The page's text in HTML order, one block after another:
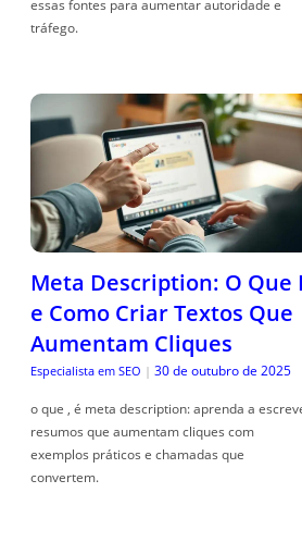
essas fontes para aumentar autoridade e
tráfego.
Meta Description: O Que
e Como Criar Textos Que
Aumentam Cliques
Especialista em SEO | 30 de outubro de 2025
o que , é meta description: aprenda a
resumos que aumentam cliques com
exemplos práticos e chamadas que
convertem.